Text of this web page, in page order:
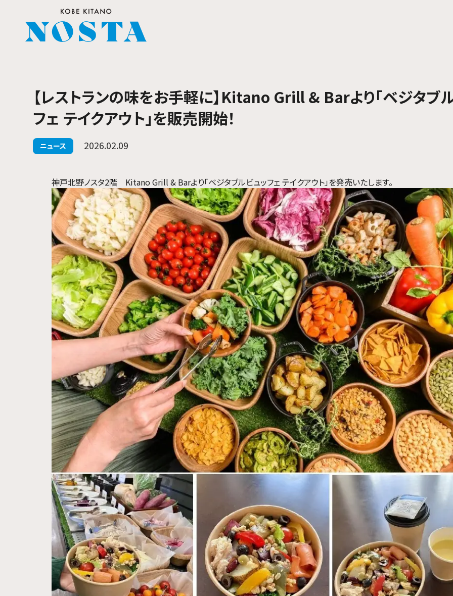
【レストランの味をお手軽に】Kitano Grill & Barより「ベジタブ
フェ テイクアウト」を販売開始！
ニュース 2026.02.09
神戸北野ノスタ2階 Kitano Grill & Barより「ベジタブルビュッフェ テイクアウト」を発売いたします。